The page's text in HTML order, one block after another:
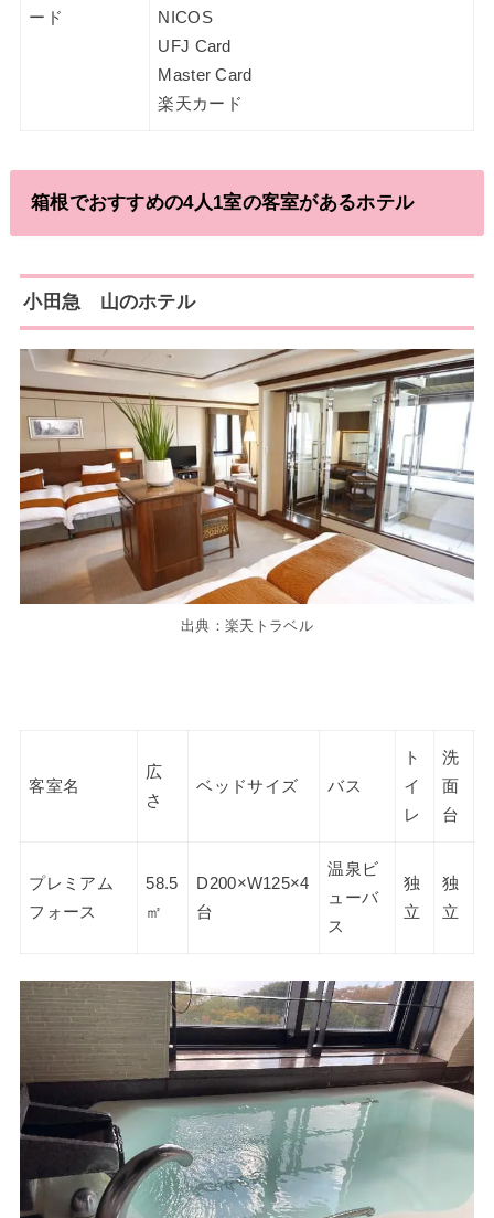
ード
NICOS
UFJ Card
Master Card
楽天カード
箱根でおすすめの4人1室の客室があるホテル
小田急 山のホテル
出典：楽天トラベル
客室名
広
さ
ベッドサイズ バス
ト
イ
レ
洗
面
台
プレミアム
フォース
58.5
㎡
D200×W125×4
台
温泉ビ
ューバ
ス
独
立
独
立